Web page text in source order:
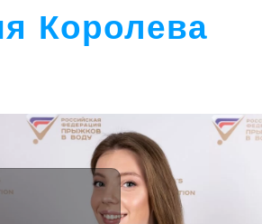
Королева